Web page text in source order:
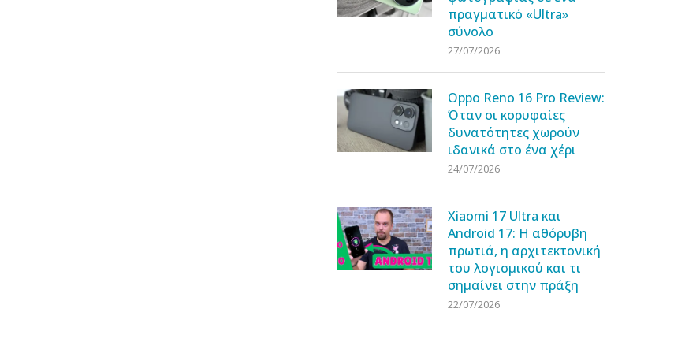
πραγματικό «Ultra»
σύνολο
27/07/2026
Oppo Reno 16 Pro Review:
Όταν οι κορυφαίες
δυνατότητες χωρούν
ιδανικά στο ένα χέρι
24/07/2026
Xiaomi 17 Ultra και
Android 17: Η αθόρυβη
πρωτιά, η αρχιτεκτονική
του λογισμικού και τι
σημαίνει στην πράξη
22/07/2026